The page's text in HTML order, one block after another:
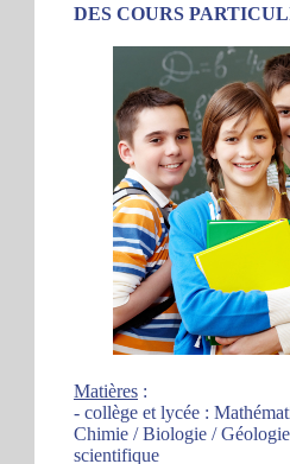
DES COURS
Matières :
- collège et lycée :
Chimie / Biologie /
scientifique